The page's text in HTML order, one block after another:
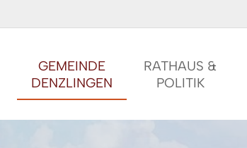
GEMEINDE
DENZLINGEN
RATHAUS &
POLITIK